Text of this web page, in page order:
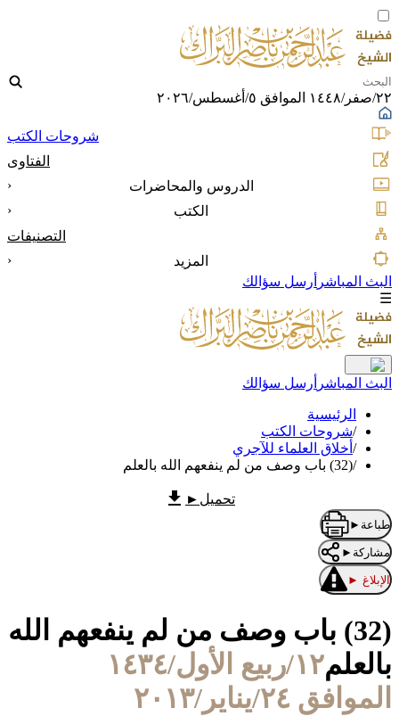
٢٢/صفر/١٤٤٨ الموافق ٥/أغسطس/٢٠٢٦
شروحات الكتب
الفتاوى
الدروس والمحاضرات
‹
الكتب
‹
التصنيفات
المزيد
‹
البث المباشر أرسل سؤالك
☰
البث المباشر أرسل سؤالك
الرئيسية
/شروحات الكتب
/ أخلاق العلماء للآجري
/(32) باب وصف من لم ينفعهم الله بالعلم
تحميل ►
طباعة ►
مشاركة ►
الإبلاغ ►
(32) باب وصف من لم ينفعهم الله
بالعلم
١٢/ربيع الأول/١٤٣٤
الموافق ٢٤/يناير/٢٠١٣